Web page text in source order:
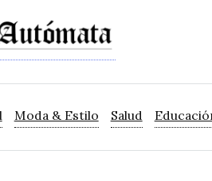
Moda & Estilo Salud